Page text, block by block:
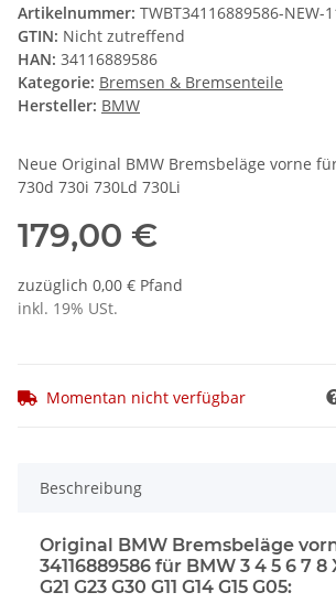
Artikelnummer: TWBT34116889586-NEW-
GTIN: Nicht zutreffend
HAN: 34116889586
Kategorie: Bremsen & Bremsenteile
Hersteller: BMW
Neue Original BMW Bremsbeläge vorne
730d 730i 730Ld 730Li
179,00 €
zuzüglich 0,00 € Pfand
inkl. 19% USt.
Momentan nicht verfügbar
Beschreibung
Original BMW Bremsbeläge
34116889586 für BMW 3 4 5 6 7 8
G21 G23 G30 G11 G14 G15 G05: